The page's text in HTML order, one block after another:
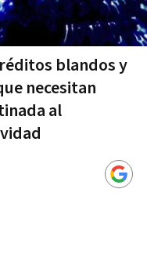
blandos y
necesitan
al